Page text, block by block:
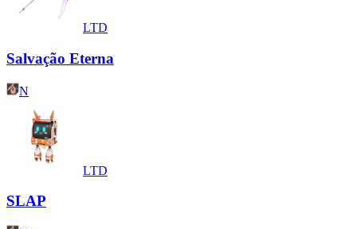
LTD
Salvação Eterna
N
LTD
SLAP